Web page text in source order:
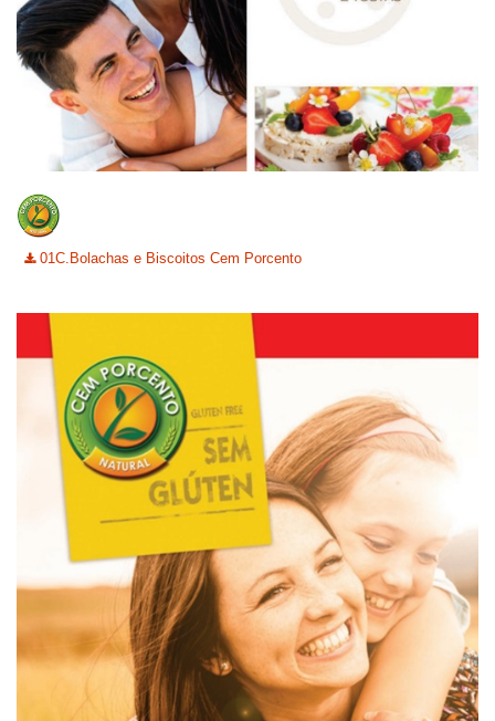
01C.Bolachas e Biscoitos Cem Porcento